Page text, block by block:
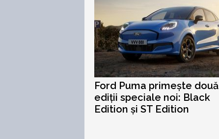
Ford Puma primește două
ediții speciale noi: Black
Edition și ST Edition